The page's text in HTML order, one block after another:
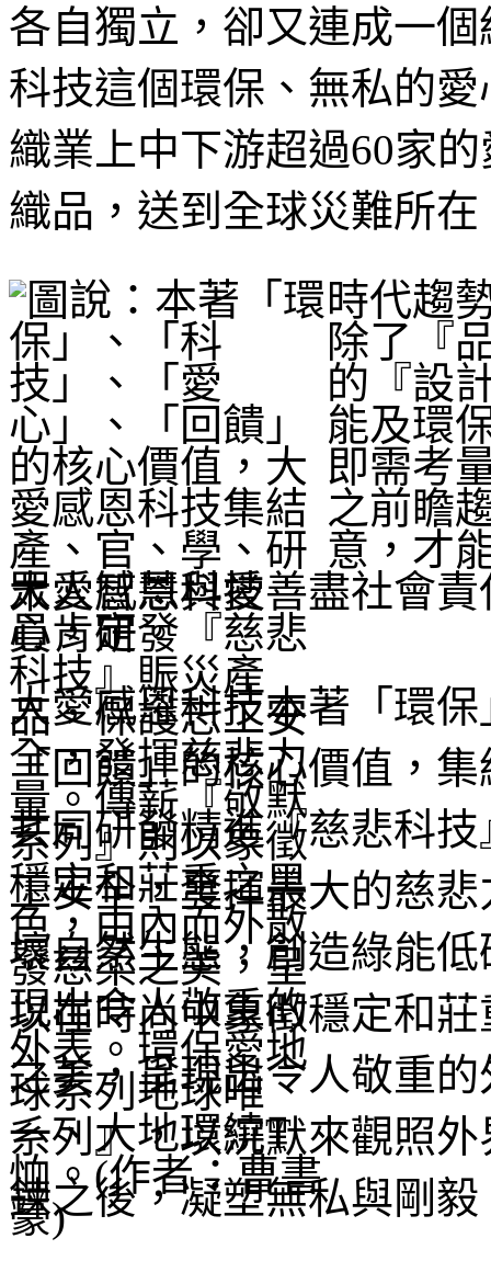
各自獨立，卻又連成一
科技這個環保、無私的
織業上中下游超過60家
織品，送到全球災難所
時代趨
除了『
的『設
能及環
即需考
之前瞻
意，才
大愛感恩科技善盡社會
員肯定。
大愛感恩科技本著「環
「回饋」的核心價值，
共同研發精進『慈悲科
工安全，發揮最大的慈
壞自然生態，創造綠能
以在時尚中象徵穩定和
之美，呈現出令人敬重
系列』，以沉默來觀照
鍊之後，凝塑無私與剛毅